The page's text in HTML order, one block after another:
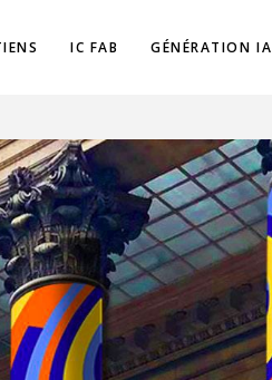
IC FAB GÉNÉRATION IA